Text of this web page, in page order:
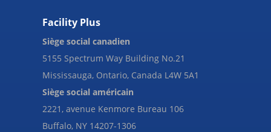
Facility Plus
Siège social canadien
5155 Spectrum Way Building No.21
Mississauga, Ontario, Canada L4W 5A1
Siège social américain
2221, avenue Kenmore Bureau 106
Buffalo, NY 14207-1306